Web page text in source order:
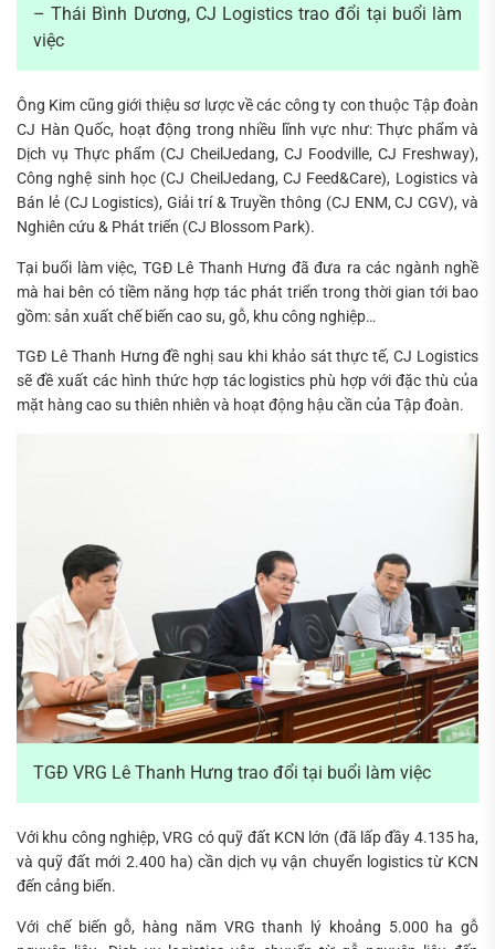
– Thái Bình Dương, CJ Logistics trao đổi tại buổi làm
việc
Ông Kim cũng giới thiệu sơ lược về các công ty con thuộc Tập đoàn
CJ Hàn Quốc, hoạt động trong nhiều lĩnh vực như: Thực phẩm và
Dịch vụ Thực phẩm (CJ CheilJedang, CJ Foodville, CJ Freshway),
Công nghệ sinh học (CJ CheilJedang, CJ Feed&Care), Logistics và
Bán lẻ (CJ Logistics), Giải trí & Truyền thông (CJ ENM, CJ CGV), và
Nghiên cứu & Phát triển (CJ Blossom Park).
Tại buổi làm việc, TGĐ Lê Thanh Hưng đã đưa ra các ngành nghề
mà hai bên có tiềm năng hợp tác phát triển trong thời gian tới bao
gồm: sản xuất chế biến cao su, gỗ, khu công nghiệp…
TGĐ Lê Thanh Hưng đề nghị sau khi khảo sát thực tế, CJ Logistics
sẽ đề xuất các hình thức hợp tác logistics phù hợp với đặc thù của
mặt hàng cao su thiên nhiên và hoạt động hậu cần của Tập đoàn.
TGĐ VRG Lê Thanh Hưng trao đổi tại buổi làm việc
Với khu công nghiệp, VRG có quỹ đất KCN lớn (đã lấp đầy 4.135 ha,
và quỹ đất mới 2.400 ha) cần dịch vụ vận chuyển logistics từ KCN
đến cảng biển.
Với chế biến gỗ, hàng năm VRG thanh lý khoảng 5.000 ha gỗ